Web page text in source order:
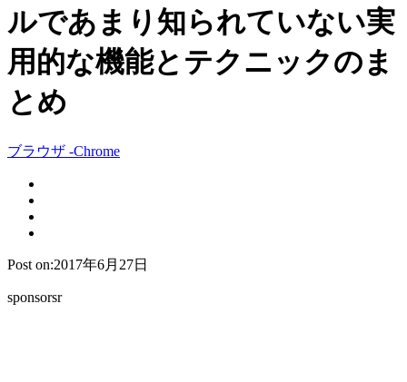
ルであまり知られていない実
用的な機能とテクニックのま
とめ
ブラウザ -Chrome
Post on:2017年6月27日
sponsorsr